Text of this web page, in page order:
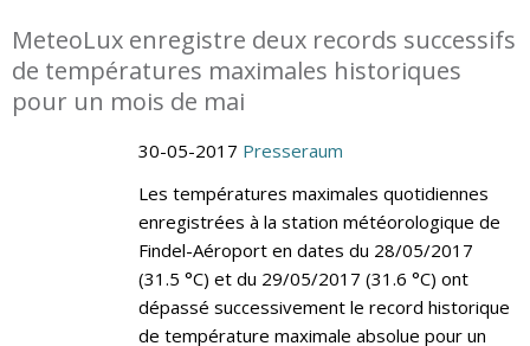
MeteoLux enregistre deux records successifs
de températures maximales historiques
pour un mois de mai
30-05-2017 Presseraum
Les températures maximales quotidiennes
enregistrées à la station météorologique de
Findel-Aéroport en dates du 28/05/2017
(31.5 °C) et du 29/05/2017 (31.6 °C) ont
dépassé successivement le record historique
de température maximale absolue pour un